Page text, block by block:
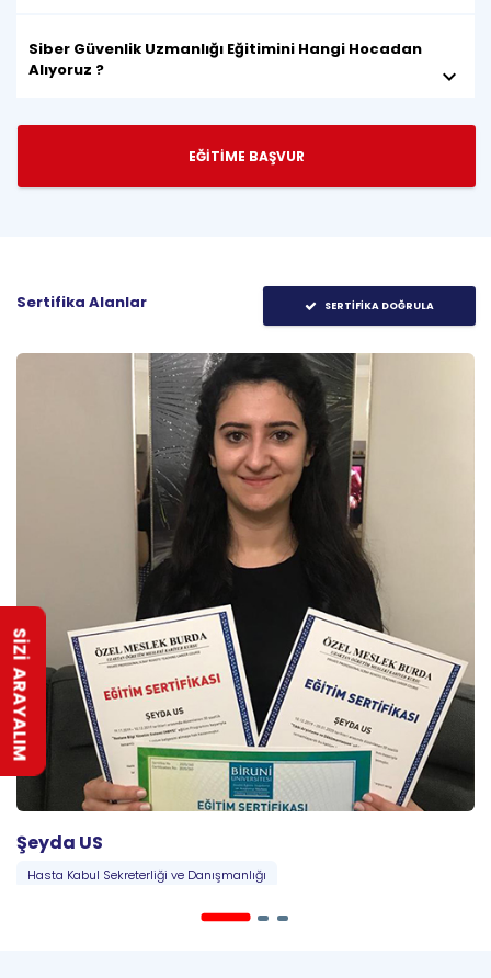
Siber Güvenlik Uzmanlığı Eğitimini Hangi Hocadan
Alıyoruz ?
keyboard_arrow_down
EĞİTİME BAŞVUR
Sertifika Alanlar SERTİFİKA DOĞRULA
Şeyda US
Hasta Kabul Sekreterliği ve Danışmanlığı
SİZİ ARAYALIM